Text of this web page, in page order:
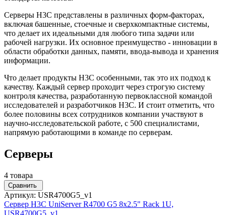
Серверы H3C представлены в различных форм-факторах,
включая башенные, стоечные и сверхкомпактные системы,
что делает их идеальными для любого типа задачи или
рабочей нагрузки. Их основное преимущество - инновации в
области обработки данных, памяти, ввода-вывода и хранения
информации.
Что делает продукты H3C особенными, так это их подход к
качеству. Каждый сервер проходит через строгую систему
контроля качества, разработанную первоклассной командой
исследователей и разработчиков H3C. И стоит отметить, что
более половины всех сотрудников компании участвуют в
научно-исследовательской работе, с 500 специалистами,
напрямую работающими в команде по серверам.
Серверы
4 товара
Сравнить
Артикул: USR4700G5_v1
Сервер H3C UniServer R4700 G5 8x2.5" Rack 1U,
USR4700G5_v1